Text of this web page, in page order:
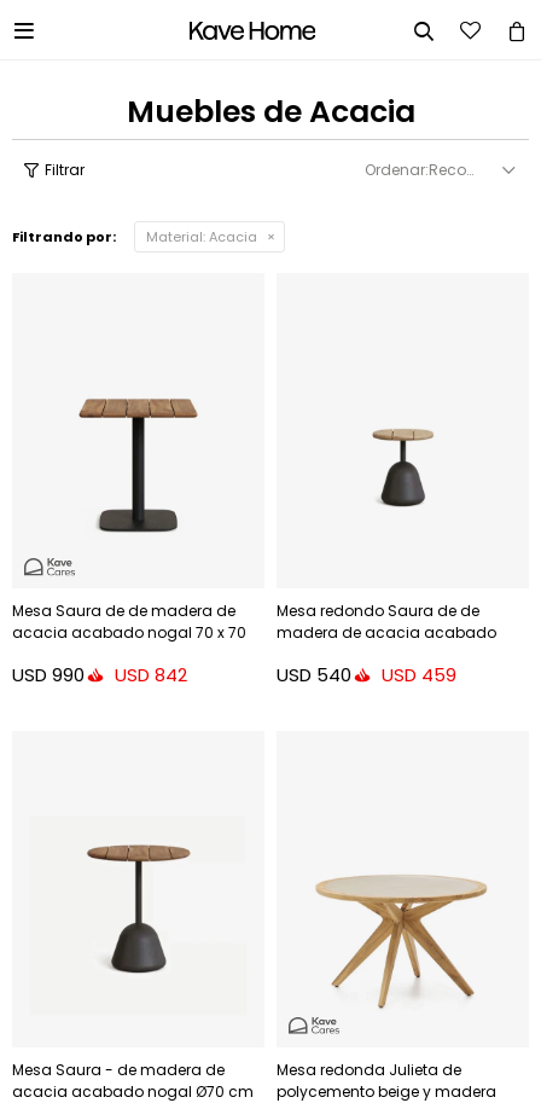
 
Muebles de Acacia
Recomendados
Filtrando por: Material:Acacia
Mesa Saura de de madera de
acacia acabado nogal 70 x 70
USD 990 USD 842
Mesa redondo Saura de de
madera de acacia acabado
USD 540 USD 459
Mesa Saura - de madera de
acacia acabado nogal Ø70 cm
Mesa redonda Julieta de
polycemento beige y madera